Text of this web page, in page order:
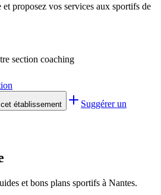
proposez vos services aux sportifs de
section coaching
établissement
Suggérer un
et bons plans sportifs à Nantes.